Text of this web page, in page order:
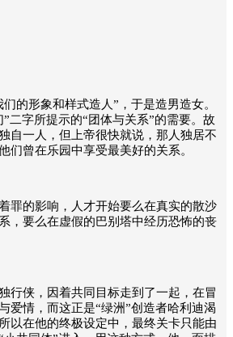
们的形象和样式造人”，于是造男造女。
二字所提示的“团体与关系”的需要。故
自一人，但上帝很快就说，那人独居不
们曾在乐园中享受最美好的关系。
罪的影响，人才开始要么在真实的散沙
，要么在虚假的巴别塔中经历恐怖的丧
行侠，因着共同目标走到了一起，在冒
爱情，而这正是“绿洲”创造者哈利迪渴
以在他的终极设定中，最终关卡只能由